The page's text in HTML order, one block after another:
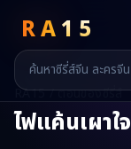
RA15
RA15 / ตอนของซีรี่ส์
ไฟแค้นเผาใจ